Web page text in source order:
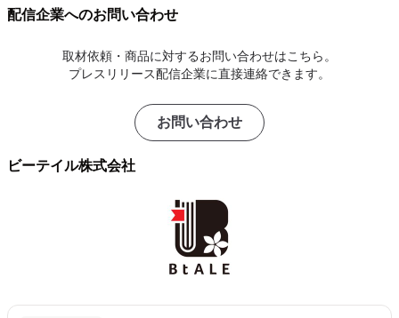
配信企業へのお問い合わせ
取材依頼・商品に対するお問い合わせはこちら。
プレスリリース配信企業に直接連絡できます。
お問い合わせ
ビーテイル株式会社